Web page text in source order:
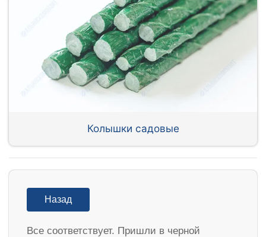
Колышки садовые
Назад
Все соответствует. Пришли в черной